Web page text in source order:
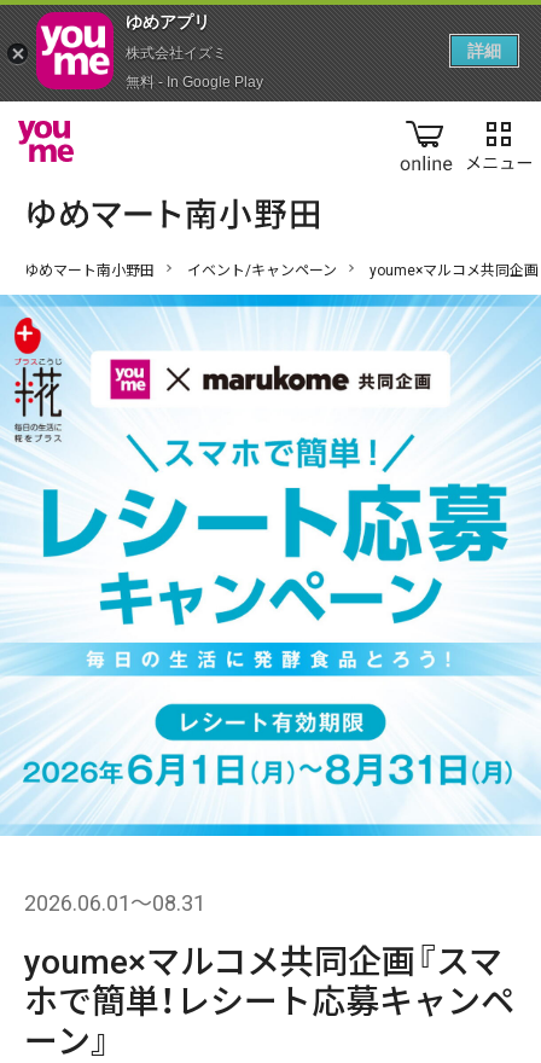
online
ゆめマート南小野田 イベント/キャンペーン youme×マルコメ共同企画
2026.06.01〜08.31
youme×マルコメ共同企画『スマ
ホで簡単！レシート応募キャンペ
ーン』
ゆめアプ‪リ‬
株式会社イズミ
無料 - In Google Play
詳細